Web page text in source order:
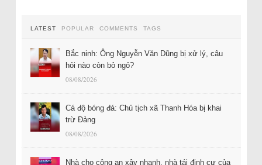
LATEST POPULAR COMMENTS TAGS
Bắc ninh: Ông Nguyễn Văn Dũng bị xử lý, câu
hỏi nào còn bỏ ngỏ?
08/08/2026
Cá độ bóng đá: Chủ tịch xã Thanh Hóa bị khai
trừ Đảng
08/08/2026
Nhà cho công an xây nhanh, nhà tái định cư của